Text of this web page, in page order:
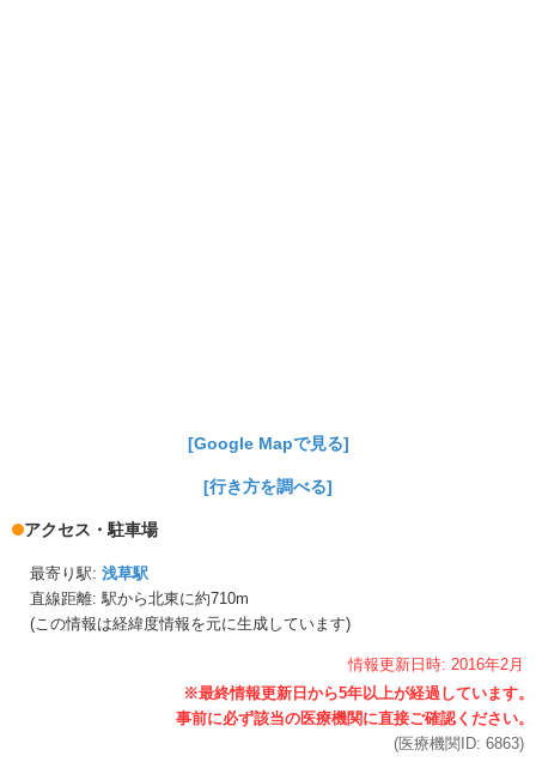
[Google Mapで見る]
[行き方を調べる]
アクセス・駐車場
最寄り駅: 浅草駅
直線距離: 駅から北東に約710m
(この情報は経緯度情報を元に生成しています)
情報更新日時: 2016年2月
(医療機関ID: 6863)